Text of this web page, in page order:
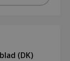
(DK)